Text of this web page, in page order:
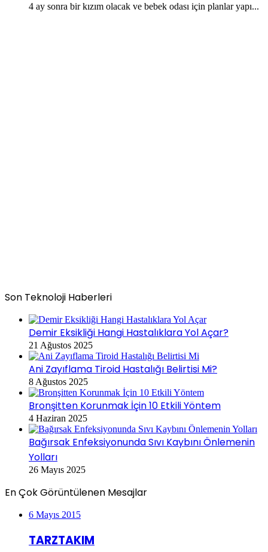
4 ay sonra bir kızım olacak ve bebek odası için planlar yapı...
Son Teknoloji Haberleri
Demir Eksikliği Hangi Hastalıklara Yol Açar?
21 Ağustos 2025
Ani Zayıflama Tiroid Hastalığı Belirtisi Mi?
8 Ağustos 2025
Bronşitten Korunmak İçin 10 Etkili Yöntem
4 Haziran 2025
Bağırsak Enfeksiyonunda Sıvı Kaybını Önlemenin
Yolları
26 Mayıs 2025
En Çok Görüntülenen Mesajlar
6 Mayıs 2015
TARZTAKIM